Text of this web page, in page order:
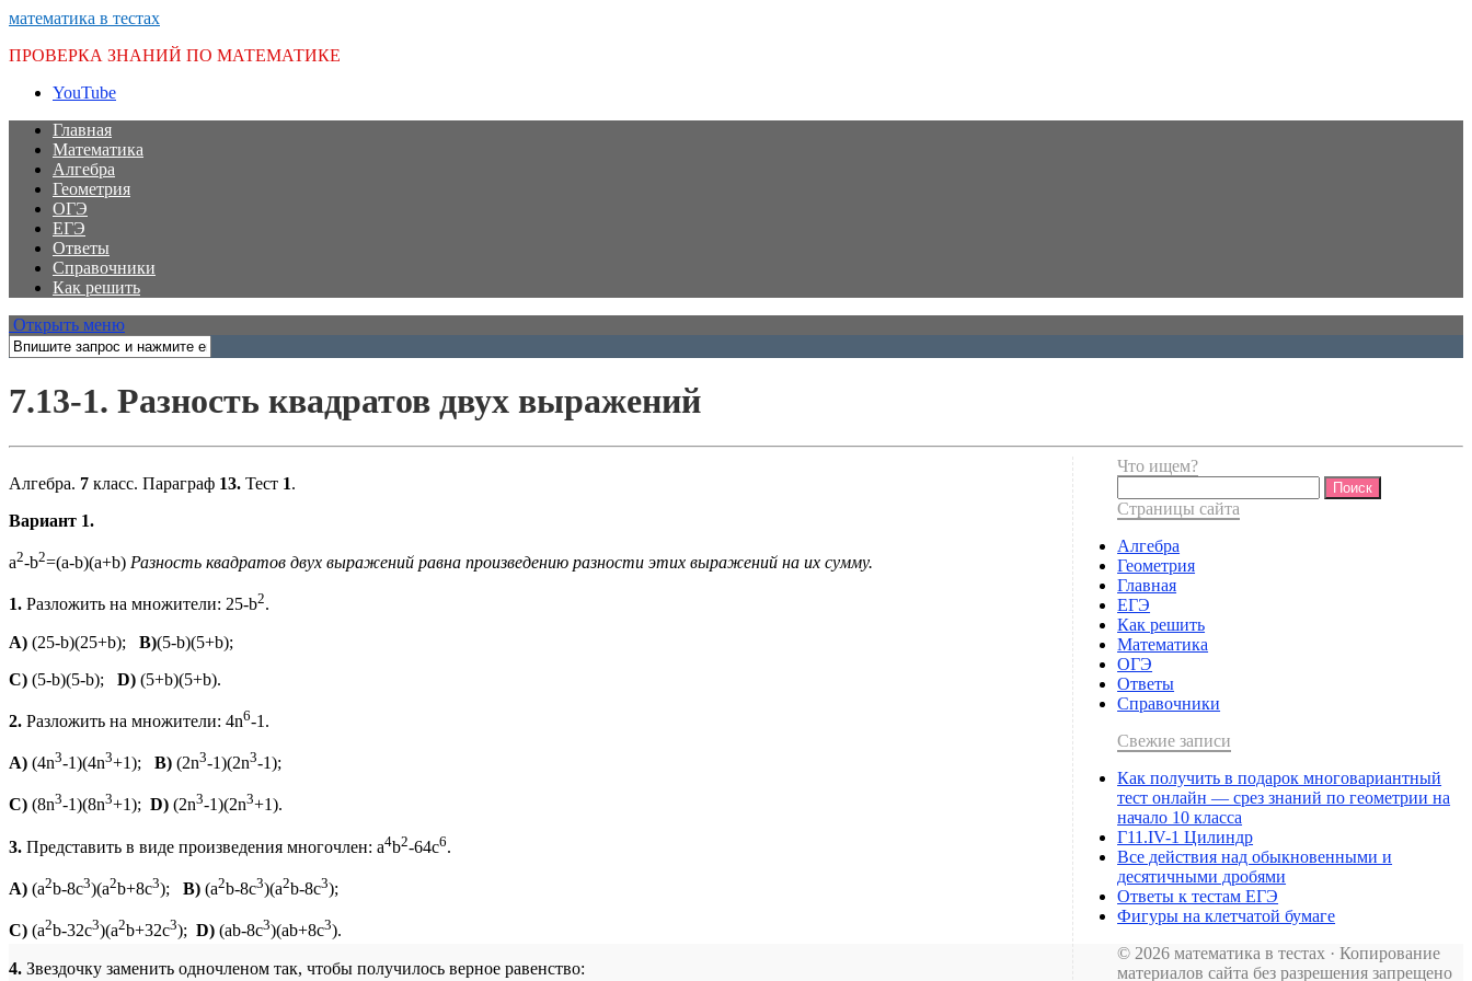
математика в тестах
ПРОВЕРКА ЗНАНИЙ ПО МАТЕМАТИКЕ
YouTube
Главная
Математика
Алгебра
Геометрия
ОГЭ
ЕГЭ
Ответы
Справочники
Как решить
Открыть меню
7.13-1. Разность квадратов двух выражений
Алгебра. 7 класс. Параграф 13. Тест 1.
Вариант 1.
a2-b2=(a-b)(a+b) Разность квадратов двух выражений равна произведению разности этих выражений на их сумму.
1. Разложить на множители: 25-b2.
A) (25-b)(25+b); B)(5-b)(5+b);
C) (5-b)(5-b); D) (5+b)(5+b).
2. Разложить на множители: 4n6-1.
A) (4n3-1)(4n3+1); B) (2n3-1)(2n3-1);
C) (8n3-1)(8n3+1); D) (2n3-1)(2n3+1).
3. Представить в виде произведения многочлен: a4b2-64c6.
A) (a2b-8c3)(a2b+8c3); B) (a2b-8c3)(a2b-8c3);
C) (a2b-32c3)(a2b+32c3); D) (ab-8c3)(ab+8c3).
4. Звездочку заменить одночленом так, чтобы получилось верное равенство:
Что ищем?
Страницы сайта
Алгебра
Геометрия
Главная
ЕГЭ
Как решить
Математика
ОГЭ
Ответы
Справочники
Свежие записи
Как получить в подарок многовариантный
тест онлайн — срез знаний по геометрии на
начало 10 класса
Г11.IV-1 Цилиндр
Все действия над обыкновенными и
десятичными дробями
Ответы к тестам ЕГЭ
Фигуры на клетчатой бумаге
© 2026 математика в тестах · Копирование
материалов сайта без разрешения запрещено